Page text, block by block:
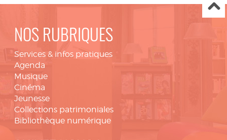
NOS RUBRIQUES
Services & infos pratiques
Agenda
Musique
Cinéma
Jeunesse
Collections patrimoniales
Bibliothèque numérique